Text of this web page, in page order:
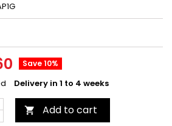
Save 10%
Delivery in 1 to 4 weeks
 Add to cart